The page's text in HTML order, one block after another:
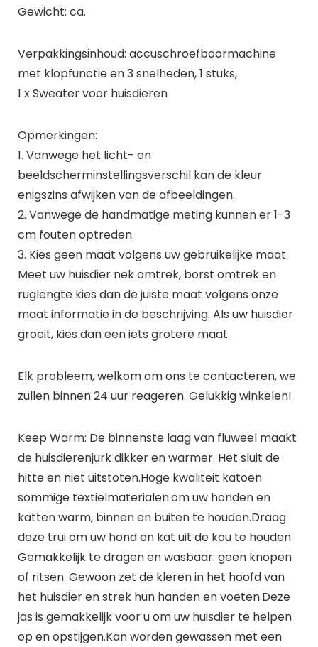
Gewicht: ca.
Verpakkingsinhoud: accuschroefboormachine
met klopfunctie en 3 snelheden, 1 stuks,
1 x Sweater voor huisdieren
Opmerkingen:
1. Vanwege het licht- en
beeldscherminstellingsverschil kan de kleur
enigszins afwijken van de afbeeldingen.
2. Vanwege de handmatige meting kunnen er 1-3
cm fouten optreden.
3. Kies geen maat volgens uw gebruikelijke maat.
Meet uw huisdier nek omtrek, borst omtrek en
ruglengte kies dan de juiste maat volgens onze
maat informatie in de beschrijving. Als uw huisdier
groeit, kies dan een iets grotere maat.
Elk probleem, welkom om ons te contacteren, we
zullen binnen 24 uur reageren. Gelukkig winkelen!
Keep Warm: De binnenste laag van fluweel maakt
de huisdierenjurk dikker en warmer. Het sluit de
hitte en niet uitstoten.Hoge kwaliteit katoen
sommige textielmaterialen.om uw honden en
katten warm, binnen en buiten te houden.Draag
deze trui om uw hond en kat uit de kou te houden.
Gemakkelijk te dragen en wasbaar: geen knopen
of ritsen. Gewoon zet de kleren in het hoofd van
het huisdier en strek hun handen en voeten.Deze
jas is gemakkelijk voor u om uw huisdier te helpen
op en opstijgen.Kan worden gewassen met een